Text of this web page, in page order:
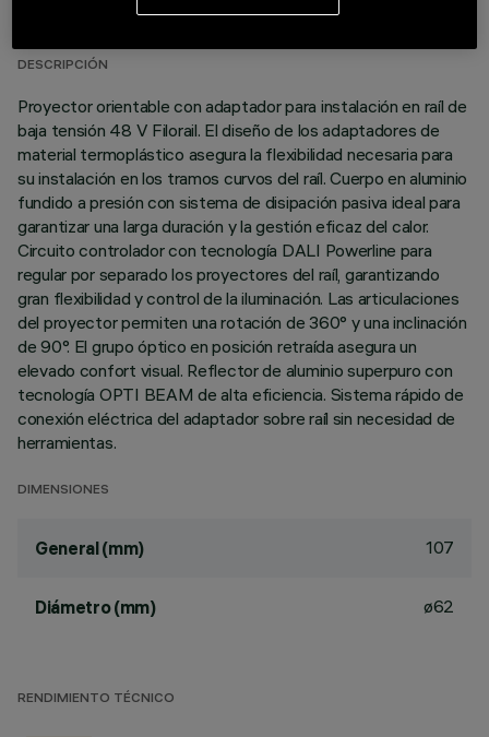
ÚLTIMA ACTUALIZACIÓN: 03/08/2026
DESCRIPCIÓN
Proyector orientable con adaptador para instalación en raíl de
baja tensión 48 V Filorail. El diseño de los adaptadores de
material termoplástico asegura la flexibilidad necesaria para
su instalación en los tramos curvos del raíl. Cuerpo en aluminio
fundido a presión con sistema de disipación pasiva ideal para
garantizar una larga duración y la gestión eficaz del calor.
Circuito controlador con tecnología DALI Powerline para
regular por separado los proyectores del raíl, garantizando
gran flexibilidad y control de la iluminación. Las articulaciones
del proyector permiten una rotación de 360° y una inclinación
de 90°. El grupo óptico en posición retraída asegura un
elevado confort visual. Reflector de aluminio superpuro con
tecnología OPTI BEAM de alta eficiencia. Sistema rápido de
conexión eléctrica del adaptador sobre raíl sin necesidad de
herramientas.
DIMENSIONES
General (mm) 107
Diámetro (mm) ø62
RENDIMIENTO TÉCNICO